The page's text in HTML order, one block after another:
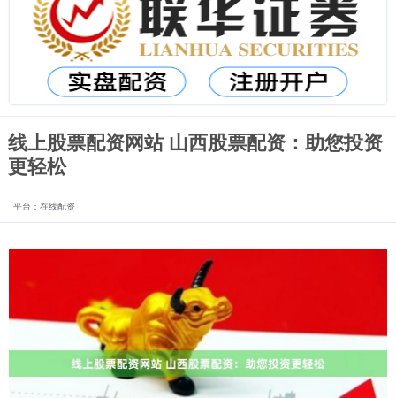
线上股票配资网站 山西股票配资：助您投资
更轻松
平台：在线配资